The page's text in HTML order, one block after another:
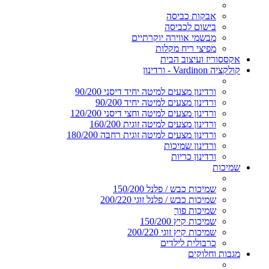
אבקות כביסה
בישום לכביסה
מבשמי אווירה יוקרתיים
מפיצי ריח מקלות
אקססוריז ועיצוב הבית
קולקציה Vardinon - ורדינון
ורדינון מצעים למיטה יחיד דיסני 90/200
ורדינון מצעים למיטה יחיד 90/200
ורדינון מצעים למיטה וחצי דיסני 120/200
ורדינון מצעים למיטה זוגית 160/200
ורדינון מצעים למיטה זוגית רחבה 180/200
ורדינון שמיכות
ורדינון כריות
שמיכות
שמיכות כבש / פלנל 150/200
שמיכות כבש / פלנל זוגי 200/220
שמיכות פוך
שמיכות קיץ 150/200
שמיכות קיץ זוגי 200/220
כרבולית לילדים
מגבות וחלוקים